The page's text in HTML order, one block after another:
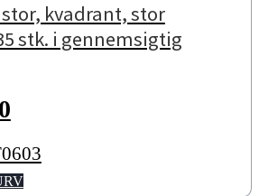
kvadrant, stor
stk. i gennemsigtig